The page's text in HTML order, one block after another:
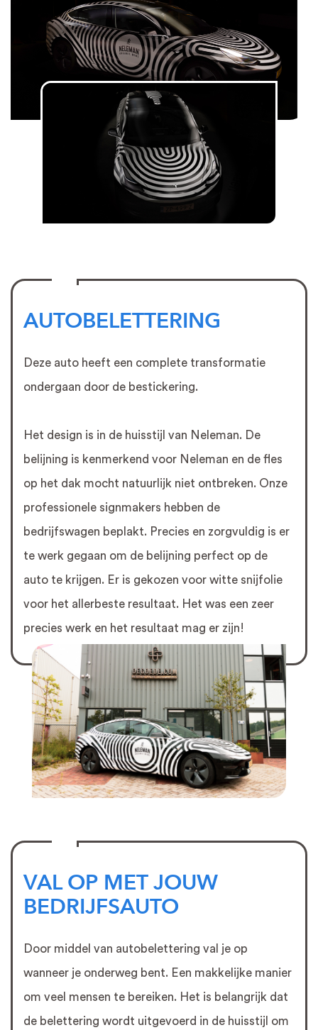
AUTOBELETTERING
Deze auto heeft een complete transformatie
ondergaan door de bestickering.
Het design is in de huisstijl van Neleman. De
belijning is kenmerkend voor Neleman en de fles
op het dak mocht natuurlijk niet ontbreken. Onze
professionele signmakers hebben de
bedrijfswagen beplakt. Precies en zorgvuldig is er
te werk gegaan om de belijning perfect op de
auto te krijgen. Er is gekozen voor witte snijfolie
voor het allerbeste resultaat. Het was een zeer
precies werk en het resultaat mag er zijn!
VAL OP MET JOUW
BEDRIJFSAUTO
Door middel van autobelettering val je op
wanneer je onderweg bent. Een makkelijke manier
om veel mensen te bereiken. Het is belangrijk dat
de belettering wordt uitgevoerd in de huisstijl om